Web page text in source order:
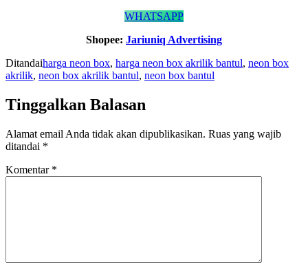
WHATSAPP
Shopee: Jariuniq Advertising
Ditandaiharga neon box, harga neon box akrilik bantul, neon box
akrilik, neon box akrilik bantul, neon box bantul
Tinggalkan Balasan
Alamat email Anda tidak akan dipublikasikan. Ruas yang wajib
ditandai *
Komentar *